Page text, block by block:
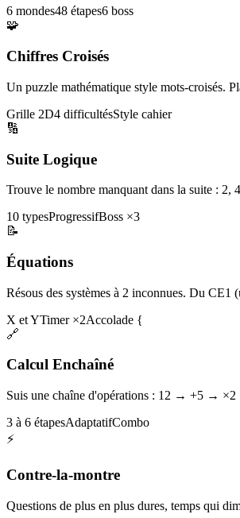
6 mondes48 étapes6 boss
🧩
Chiffres Croisés
Un puzzle mathématique style mots-croisés.
Grille 2D4 difficultésStyle cahier
🔢
Suite Logique
Trouve le nombre manquant dans la suite : 2,
10 typesProgressifBoss ×3
📝
Équations
Résous des systèmes à 2 inconnues. Du CE1
X et YTimer ×2Accolade {
🔗
Calcul Enchaîné
Suis une chaîne d'opérations : 12 → +5 →
3 à 6 étapesAdaptatifCombo
⚡
Contre-la-montre
Questions de plus en plus dures, temps qui